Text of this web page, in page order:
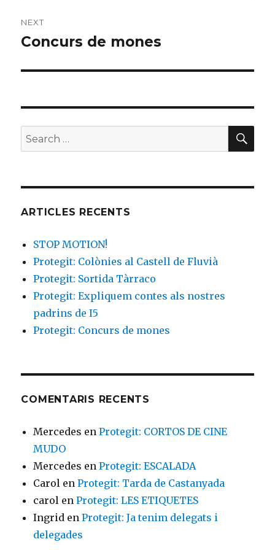
NEXT
Next
Concurs de mones
Search
for:
ARTICLES RECENTS
STOP MOTION!
Protegit: Colònies al Castell de Fluvià
Protegit: Sortida Tàrraco
Protegit: Expliquem contes als nostres
padrins de I5
Protegit: Concurs de mones
COMENTARIS RECENTS
Mercedes enProtegit: CORTOS DE CINE
MUDO
Mercedes enProtegit: ESCALADA
Carol enProtegit: Tarda de Castanyada
carol enProtegit: LES ETIQUETES
Ingrid enProtegit: Ja tenim delegats i
delegades